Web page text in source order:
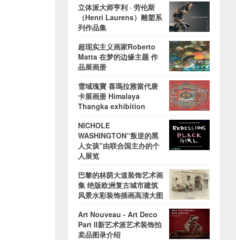
立体派大师亨利 · 劳伦斯
（Henri Laurens）雕塑系
列作品集
超现实主义画家Roberto
Matta 在梦的边缘主题 作
品展画册
雪域瑰寶 喜瑪拉雅當代唐
卡展画册 Himalaya
Thangka exhibition
NICHOLE
WASHINGTON“叛逆的黑
人女孩”由联合国主办的个
人展览
巴黎的林荫大道装饰艺术画
集 绝版欧洲复古城市建筑
风景水彩装饰插画高清大图
Art Nouveau - Art Deco
Part II新艺术派艺术装饰拍
卖品图录介绍